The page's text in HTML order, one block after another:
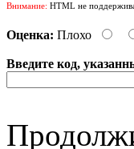
Внимание: HTML не
Оценка: Плохо
Введите код,